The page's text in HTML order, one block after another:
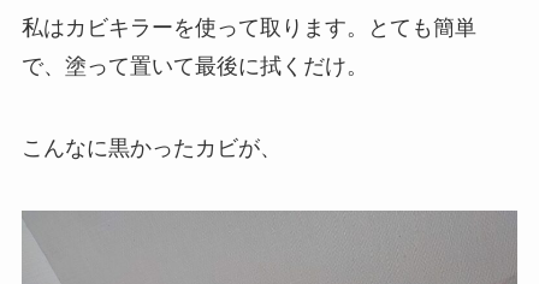
私はカビキラーを使って取ります。とても簡単
で、塗って置いて最後に拭くだけ。
こんなに黒かったカビが、